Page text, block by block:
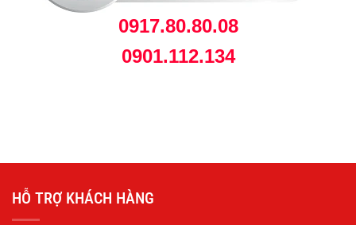
0917.80.80.08
0901.112.134
HỖ TRỢ KHÁCH HÀNG